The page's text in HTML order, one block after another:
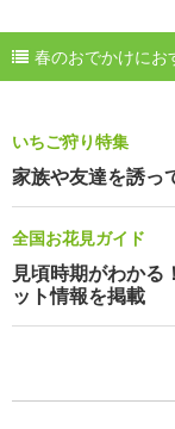
春のおでかけにお
いちご狩り特集
家族や友達を誘っ
全国お花見ガイド
見頃時期がわかる
ット情報を掲載